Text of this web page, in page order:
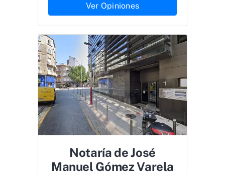
Ver Opiniones
Notaría de José
Manuel Gómez Varela